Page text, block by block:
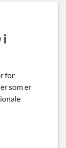
i
for
som er